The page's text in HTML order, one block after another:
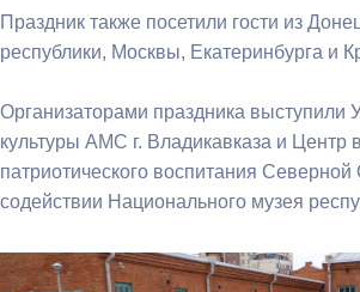
Праздник также посетили гости из
республики, Москвы, Екатеринбурга и
Организаторами праздника выступили
культуры АМС г. Владикавказа и Центр
патриотического воспитания Северной
содействии Национального музея